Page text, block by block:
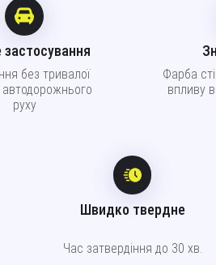
застосування
без тривалої
автодорожнього
руху
Фарба
впливу
Швидко твердне
Час затвердіння до 30 хв.